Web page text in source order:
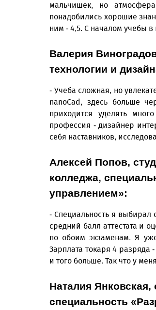
мальчишек, но
понадобились хорошие
ним - 4,5. С началом учебы
Валерия
технологии и
- Учеба сложная, но
nanoCad, здесь больше
приходится уделять
профессия - дизайнер
себя наставников,
Алексей Попов,
колледжа,
управлением»:
- Специальность я выбирал
средний балл аттестата и
по обоим экзаменам. Я
Зарплата токаря 4 разряда
и того больше. Так что у
Наталия Янковская,
специальность